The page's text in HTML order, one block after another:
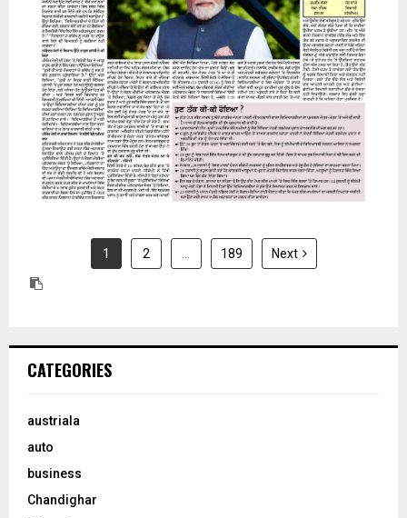
24 July 2026
1 2 189 Next
CATEGORIES
austriala
auto
business
Chandighar